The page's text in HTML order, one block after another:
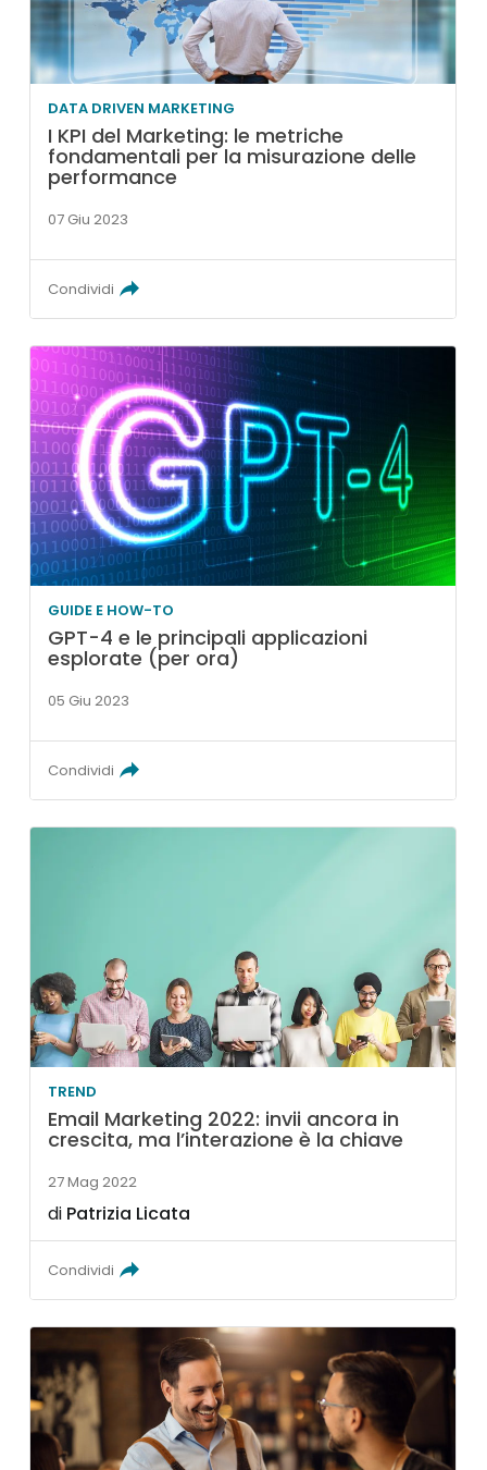
DATA DRIVEN MARKETING
I KPI del Marketing: le metriche
fondamentali per la misurazione delle
performance
07 Giu 2023
Condividi
GUIDE E HOW-TO
GPT-4 e le principali applicazioni
esplorate (per ora)
05 Giu 2023
Condividi
TREND
Email Marketing 2022: invii ancora in
crescita, ma l’interazione è la chiave
27 Mag 2022
di Patrizia Licata
Condividi